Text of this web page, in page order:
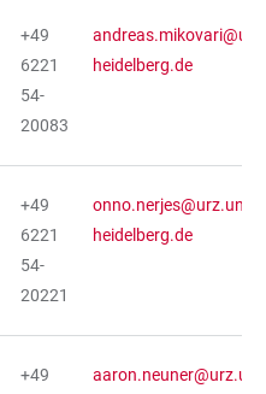
+49
6221
54-
20083
heidelberg.de
+49
6221
54-
20221
onno.nerjes@urz.uni-
heidelberg.de
+49
aaron.neuner@urz.uni-